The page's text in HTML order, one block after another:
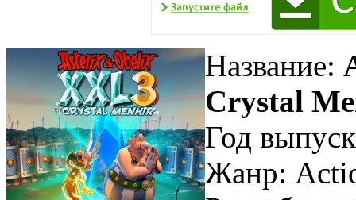
Название:
Crystal
Год
Жанр: